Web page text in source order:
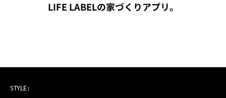
LIFE LABELの家づくりアプリ。
STYLE: